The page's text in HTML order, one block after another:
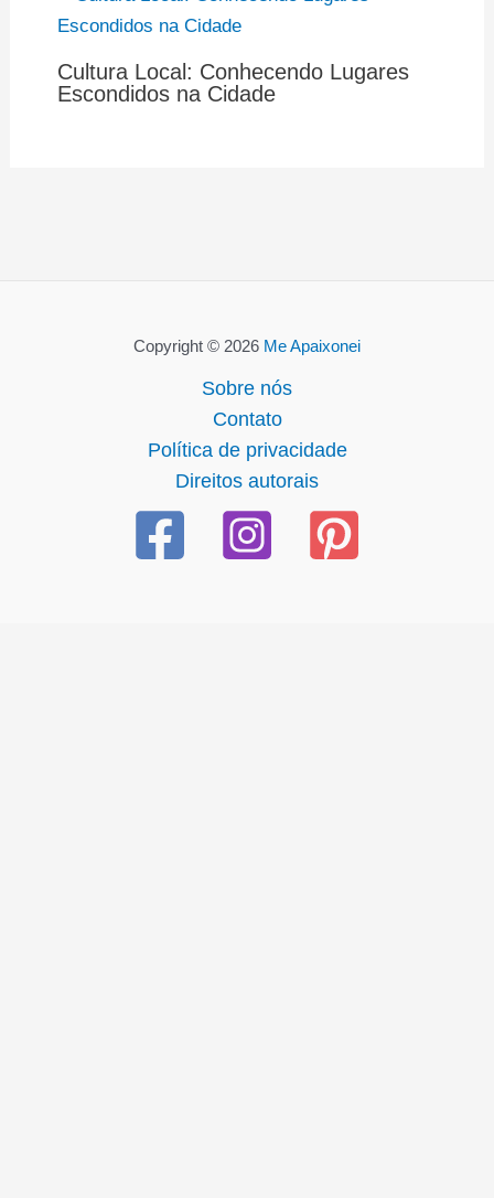
Cultura Local: Conhecendo Lugares
Escondidos na Cidade
Copyright © 2026 Me Apaixonei
Sobre nós
Contato
Política de privacidade
Direitos autorais